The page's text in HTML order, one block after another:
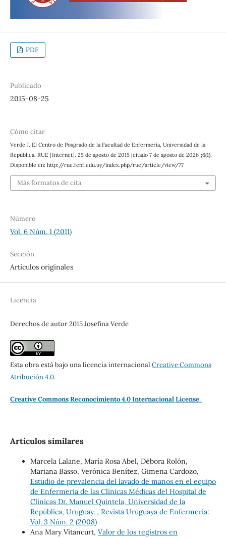
PDF
Publicado
2015-08-25
Cómo citar
Verde J. El Centro de Posgrado de la Facultad de Enfermería, Universidad de la
República. RUE [Internet]. 25 de agosto de 2015 [citado 7 de agosto de 2026];6(1).
Disponible en: http://rue.fenf.edu.uy/index.php/rue/article/view/77
Más formatos de cita
Número
Vol. 6 Núm. 1 (2011)
Sección
Artículos originales
Licencia
Derechos de autor 2015 Josefina Verde
Esta obra está bajo una licencia internacional Creative Commons
Atribución 4.0.
Creative Commons Reconocimiento 4.0 Internacional License.
Artículos similares
Marcela Lalane, María Rosa Abel, Débora Rolón,
Mariana Basso, Verónica Benítez, Gimena Cardozo,
Estudio de prevalencia del lavado de manos en el equipo
de Enfermería de las Clínicas Médicas del Hospital de
Clínicas Dr. Manuel Quintela, Universidad de la
República, Uruguay. , Revista Uruguaya de Enfermería:
Vol. 3 Núm. 2 (2008)
Ana Mary Vitancurt, Valor de los registros en